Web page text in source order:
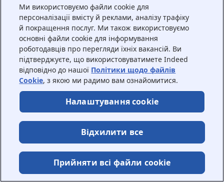
Ми використовуємо файли cookie для
персоналізації вмісту й реклами, аналізу трафіку
й покращення послуг. Ми також використовуємо
основні файли cookie для інформування
роботодавців про перегляди їхніх вакансій. Ви
підтверджуєте, що використовуватимете Indeed
відповідно до нашої Політики щодо файлів
Cookie, з якою ми радимо вам ознайомитися.
Налаштування cookie
Відхилити все
Прийняти всі файли сookie